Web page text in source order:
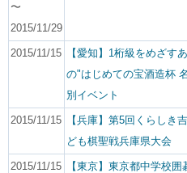
〜
2015/11/29
2015/11/15
【愛知】1桁級をめざす
の"はじめての宝酒造杯
別イベント
2015/11/15
【兵庫】第5回くらしき
ども棋聖戦兵庫県大会
2015/11/15
【東京】東京都中学校囲